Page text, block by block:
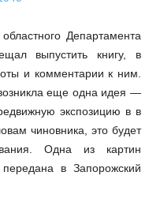
Департамента
выпустить книгу, в
и комментарии к ним.
еще одна идея —
экспозицию в в
чиновника, это будет
Одна из картин
в Запорожский